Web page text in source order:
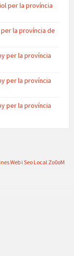
per la província
la província de
per la província
per la província
per la província
Web i Seo Local Zo0oM